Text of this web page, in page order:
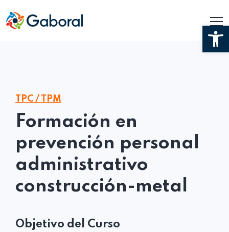
TPC / TPM
Formación en
prevención personal
administrativo
construcción-metal
Objetivo del Curso